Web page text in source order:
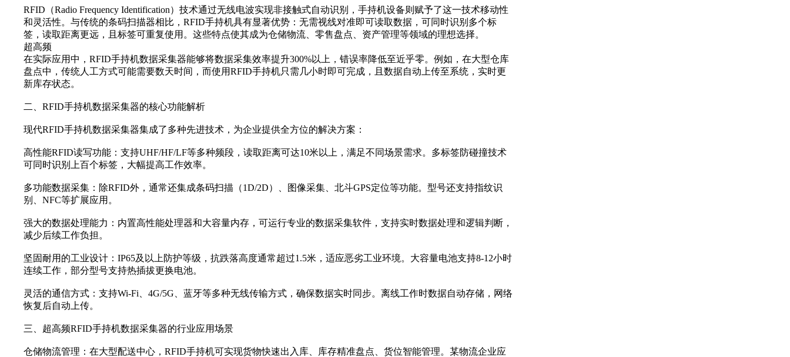
RFID（Radio Frequency Identification）技术通过无线电波实现非接触式自动识别，手持机设备则赋予了这一技术移动性
和灵活性。与传统的条码扫描器相比，RFID手持机具有显著优势：无需视线对准即可读取数据，可同时识别多个标
签，读取距离更远，且标签可重复使用。这些特点使其成为仓储物流、零售盘点、资产管理等领域的理想选择。
超高频
在实际应用中，RFID手持机数据采集器能够将数据采集效率提升300%以上，错误率降低至近乎零。例如，在大型仓库
盘点中，传统人工方式可能需要数天时间，而使用RFID手持机只需几小时即可完成，且数据自动上传至系统，实时更
新库存状态。
二、RFID手持机数据采集器的核心功能解析
现代RFID手持机数据采集器集成了多种先进技术，为企业提供全方位的解决方案：
高性能RFID读写功能‌：支持UHF/HF/LF等多种频段，读取距离可达10米以上，满足不同场景需求。多标签防碰撞技术
可同时识别上百个标签，大幅提高工作效率。
多功能数据采集‌：除RFID外，通常还集成条码扫描（1D/2D）、图像采集、北斗GPS定位等功能。型号还支持指纹识
别、NFC等扩展应用。
强大的数据处理能力‌：内置高性能处理器和大容量内存，可运行专业的数据采集软件，支持实时数据处理和逻辑判断，
减少后续工作负担。
坚固耐用的工业设计‌：IP65及以上防护等级，抗跌落高度通常超过1.5米，适应恶劣工业环境。大容量电池支持8-12小时
连续工作，部分型号支持热插拔更换电池。
灵活的通信方式‌：支持Wi-Fi、4G/5G、蓝牙等多种无线传输方式，确保数据实时同步。离线工作时数据自动存储，网络
恢复后自动上传。
三、超高频RFID手持机数据采集器的行业应用场景
仓储物流管理‌：在大型配送中心，RFID手持机可实现货物快速出入库、库存精准盘点、货位智能管理。某物流企业应